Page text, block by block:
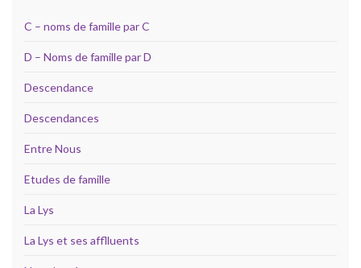
C – noms de famille par C
D – Noms de famille par D
Descendance
Descendances
Entre Nous
Etudes de famille
La Lys
La Lys et ses afflluents